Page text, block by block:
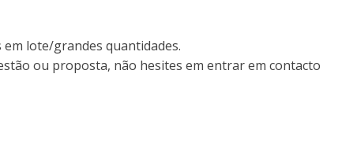
lote/grandes quantidades.
ou proposta, não hesites em entrar em contacto